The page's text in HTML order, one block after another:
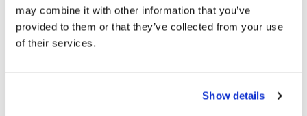
may combine it with other information that you’ve
provided to them or that they’ve collected from your use
of their services.
Show details